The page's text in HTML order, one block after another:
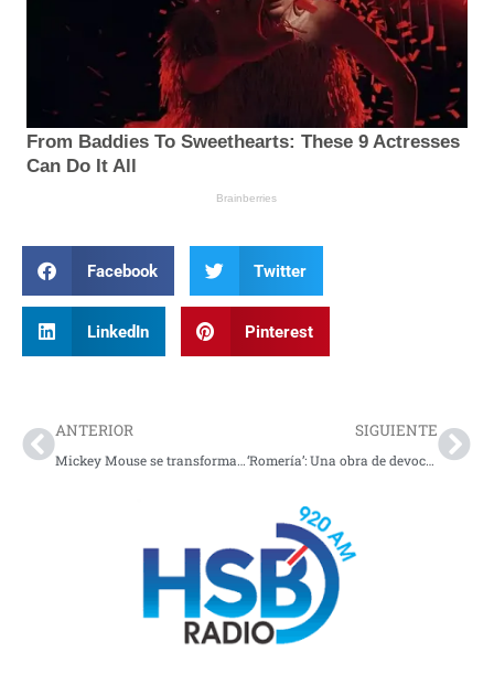
Facebook Twitter
LinkedIn Pinterest
ANTERIOR
Mickey Mouse se transforma en figura de terror en «Screamboat»
SIGUIENTE
‘Romería’: Una obra de devoción y tradición presentada en el Canto a la Tierra